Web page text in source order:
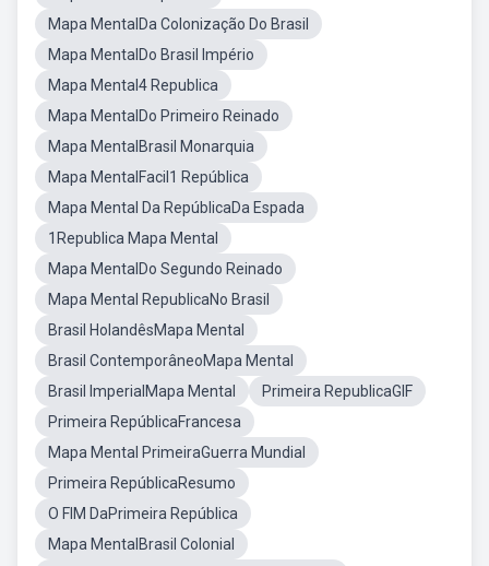
Mapa MentalDa Colonização Do Brasil
Mapa MentalDo Brasil Império
Mapa Mental4 Republica
Mapa MentalDo Primeiro Reinado
Mapa MentalBrasil Monarquia
Mapa MentalFacil1 República
Mapa Mental Da RepúblicaDa Espada
1Republica Mapa Mental
Mapa MentalDo Segundo Reinado
Mapa Mental RepublicaNo Brasil
Brasil HolandêsMapa Mental
Brasil ContemporâneoMapa Mental
Brasil ImperialMapa Mental
Primeira RepublicaGIF
Primeira RepúblicaFrancesa
Mapa Mental PrimeiraGuerra Mundial
Primeira RepúblicaResumo
O FIM DaPrimeira República
Mapa MentalBrasil Colonial